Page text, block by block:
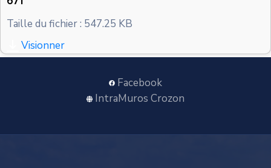
Taille du fichier : 547.25 KB
Visionner
Facebook
IntraMuros Crozon